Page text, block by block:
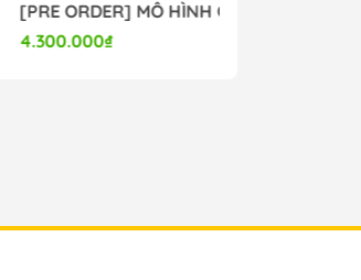
[PRE ORDER] MÔ HÌNH Original - Eve - 1/6 - Agape ver. (Omaha) FIGURE CHÍNH HÃNG
4.300.000₫